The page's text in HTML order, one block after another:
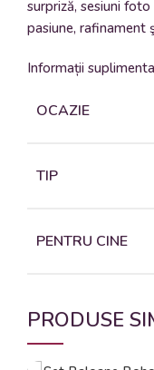
surpriză, sesiuni
pasiune, rafinament
Informații
OCAZIE
TIP
PENTRU CINE
PRODUSE